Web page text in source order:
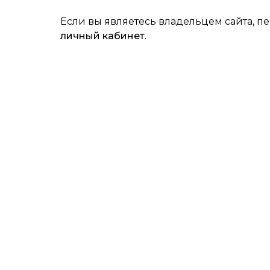
Если вы являетесь владельцем сайта,
личный кабинет.